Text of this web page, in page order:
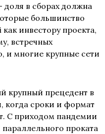
доля в сборах должна
большинство
инвестору проекта,
встречных
и многие крупные сети
крупный прецедент в
когда сроки и формат
С приходом пандемии
проката